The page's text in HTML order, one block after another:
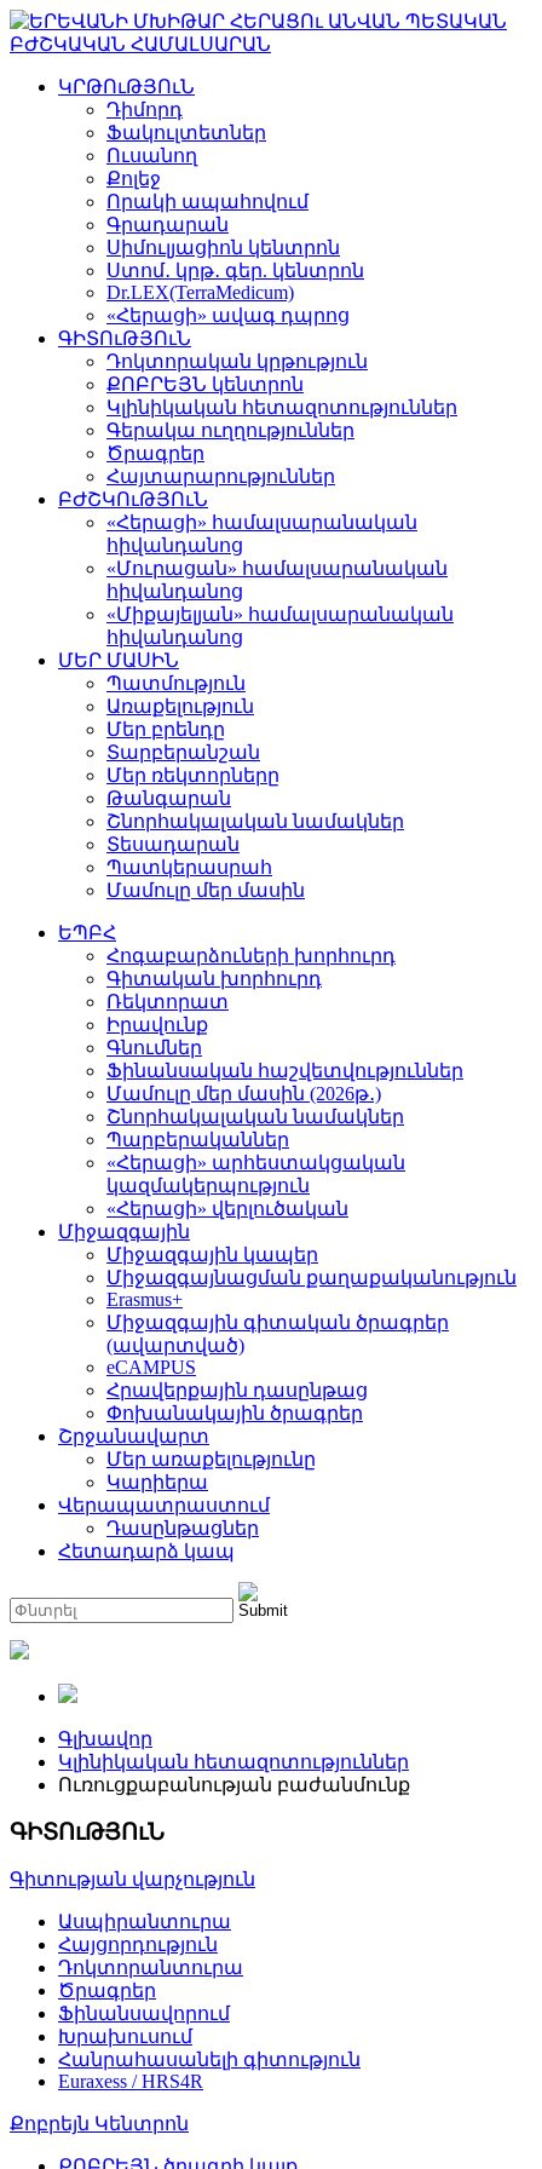
ԿՐԹՈւԹՅՈւՆ
Դիմորդ
Ֆակուլտետներ
Ուսանող
Քոլեջ
Որակի ապահովում
Գրադարան
Սիմուլյացիոն կենտրոն
Ստոմ․ կրթ․ գեր. կենտրոն
Dr.LEX(TerraMedicum)
«Հերացի» ավագ դպրոց
ԳԻՏՈւԹՅՈւՆ
Դոկտորական կրթություն
ՔՈԲՐԵՅՆ կենտրոն
Կլինիկական հետազոտություններ
Գերակա ուղղություններ
Ծրագրեր
Հայտարարություններ
ԲԺՇԿՈւԹՅՈւՆ
«Հերացի» համալսարանական
հիվանդանոց
«Մուրացան» համալսարանական
հիվանդանոց
«Միքայելյան» համալսարանական
հիվանդանոց
ՄԵՐ ՄԱՍԻՆ
Պատմություն
Առաքելություն
Մեր բրենդը
Տարբերանշան
Մեր ռեկտորները
Թանգարան
Շնորհակալական նամակներ
Տեսադարան
Պատկերասրահ
Մամուլը մեր մասին
ԵՊԲՀ
Հոգաբարձուների խորհուրդ
Գիտական խորհուրդ
Ռեկտորատ
Իրավունք
Գնումներ
Ֆինանսական հաշվետվություններ
Մամուլը մեր մասին (2026թ․)
Շնորհակալական նամակներ
Պարբերականներ
«Հերացի» արհեստակցական
կազմակերպություն
«Հերացի» վերլուծական
Միջազգային
Միջազգային կապեր
Միջազգայնացման քաղաքականություն
Erasmus+
Միջազգային գիտական ծրագրեր
(ավարտված)
eCAMPUS
Հրավերքային դասընթաց
Փոխանակային ծրագրեր
Շրջանավարտ
Մեր առաքելությունը
Կարիերա
Վերապատրաստում
Դասընթացներ
Հետադարձ կապ
Գլխավոր
Կլինիկական հետազոտություններ
Ուռուցքաբանության բաժանմունք
ԳԻՏՈւԹՅՈւՆ
Գիտության վարչություն
Ասպիրանտուրա
Հայցորդություն
Դոկտորանտուրա
Ծրագրեր
Ֆինանսավորում
Խրախուսում
Հանրահասանելի գիտություն
Euraxess / HRS4R
Քոբրեյն Կենտրոն